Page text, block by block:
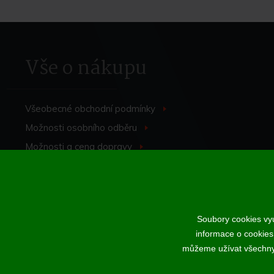
Vše o nákupu
Všeobecné obchodní podmínky
Možnosti osobního odběru
Možnosti a cena dopravy
>
Podle zákona o evidenci tržeb je prodávající povinen vystavit
Soubory cookies
informace o
můžeme užívat